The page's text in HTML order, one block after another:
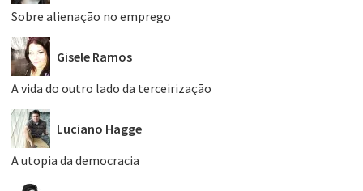
Sobre alienação no emprego
Gisele Ramos
A vida do outro lado da terceirização
Luciano Hagge
A utopia da democracia